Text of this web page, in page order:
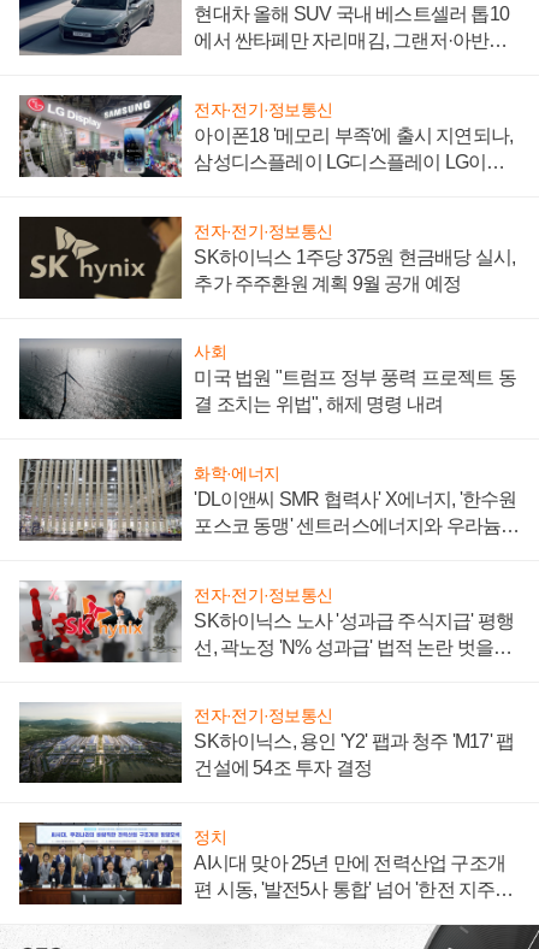
현대차 올해 SUV 국내 베스트셀러 톱10
에서 싼타페만 자리매김, 그랜저·아반떼
전자·전기·정보통신
아이폰18 '메모리 부족'에 출시 지연되나,
삼성디스플레이 LG디스플레이 LG이노
전자·전기·정보통신
SK하이닉스 1주당 375원 현금배당 실시,
추가 주주환원 계획 9월 공개 예정
사회
미국 법원 "트럼프 정부 풍력 프로젝트 동
결 조치는 위법", 해제 명령 내려
화학·에너지
'DL이앤씨 SMR 협력사' X에너지, '한수원
포스코 동맹' 센트러스에너지와 우라늄
전자·전기·정보통신
SK하이닉스 노사 '성과급 주식지급' 평행
선, 곽노정 'N% 성과급' 법적 논란 벗을지
전자·전기·정보통신
SK하이닉스, 용인 'Y2' 팹과 청주 'M17' 팹
건설에 54조 투자 결정
정치
AI시대 맞아 25년 만에 전력산업 구조개
편 시동, '발전5사 통합' 넘어 '한전 지주사'